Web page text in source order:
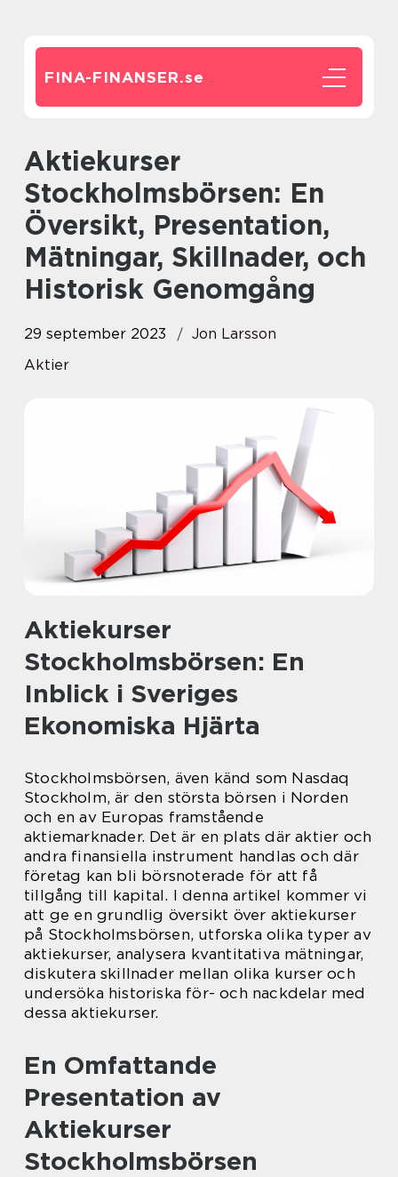
FINA-FINANSER.se
Aktiekurser
Stockholmsbörsen: En
Översikt, Presentation,
Mätningar, Skillnader, och
Historisk Genomgång
29 september 2023
Jon Larsson
Aktier
Aktiekurser
Stockholmsbörsen: En
Inblick i Sveriges
Ekonomiska Hjärta
Stockholmsbörsen, även känd som Nasdaq
Stockholm, är den största börsen i Norden
och en av Europas framstående
aktiemarknader. Det är en plats där aktier och
andra finansiella instrument handlas och där
företag kan bli börsnoterade för att få
tillgång till kapital. I denna artikel kommer vi
att ge en grundlig översikt över aktiekurser
på Stockholmsbörsen, utforska olika typer av
aktiekurser, analysera kvantitativa mätningar,
diskutera skillnader mellan olika kurser och
undersöka historiska för- och nackdelar med
dessa aktiekurser.
En Omfattande
Presentation av
Aktiekurser
Stockholmsbörsen